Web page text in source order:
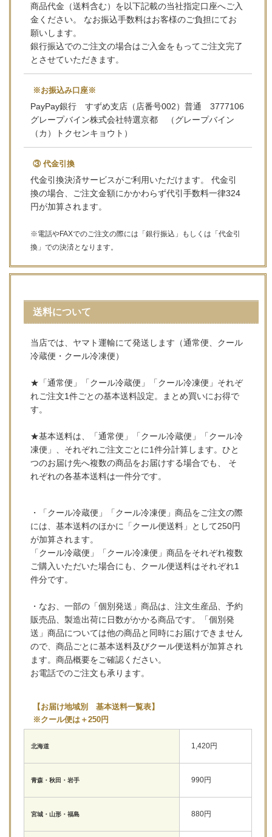
商品代金（送料含む）を以下記載の当社指定口座へご入
金ください。 なお振込手数料はお客様のご負担にてお
願いします。
銀行振込でのご注文の場合はご入金をもってご注文完了
とさせていただきます。
※お振込み口座※
PayPay銀行 すずめ支店（店番号002）普通 3777106
グレープバイン株式会社特選京都 （グレープバイン
（カ）トクセンキョウト）
③ 代金引換
代金引換決済サービスがご利用いただけます。 代金引
換の場合、ご注文金額にかかわらず代引手数料一律324
円が加算されます。
※電話やFAXでのご注文の際には「銀行振込」もしくは「代金引
換」での決済となります。
送料について
当店では、ヤマト運輸にて発送します（通常便、クール
冷蔵便・クール冷凍便）
★「通常便」「クール冷蔵便」「クール冷凍便」それぞ
れご注文1件ごとの基本送料設定。まとめ買いにお得で
す。
★基本送料は、「通常便」「クール冷蔵便」「クール冷
凍便」、それぞれご注文ごとに1件分計算します。ひと
つのお届け先へ複数の商品をお届けする場合でも、 そ
れぞれの各基本送料は一件分です。
・「クール冷蔵便」「クール冷凍便」商品をご注文の際
には、基本送料のほかに「クール便送料」として250円
が加算されます。
「クール冷蔵便」「クール冷凍便」商品をそれぞれ複数
ご購入いただいた場合にも、クール便送料はそれぞれ1
件分です。
・なお、一部の「個別発送」商品は、注文生産品、予約
販売品、製造出荷に日数がかかる商品です。「個別発
送」商品については他の商品と同時にお届けできません
ので、商品ごとに基本送料及びクール便送料が加算され
ます。商品概要をご確認ください。
お電話でのご注文も承ります。
【お届け地域別 基本送料一覧表】
※クール便は＋250円
北海道 1,420円
青森・秋田・岩手 990円
宮城・山形・福島 880円